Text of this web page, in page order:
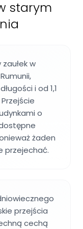
starym
w
i od 1,1
o
żaden
przejechać.
przejścia
cechą